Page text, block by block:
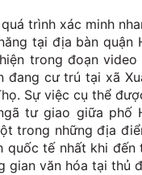
trình xác minh
tại địa bàn quận
trong đoạn
đang cư trú tại xã
Sự việc cụ thể
tư giao giữa phố
trong những địa
quốc tế nhất khi đến
gian văn hóa tại thủ